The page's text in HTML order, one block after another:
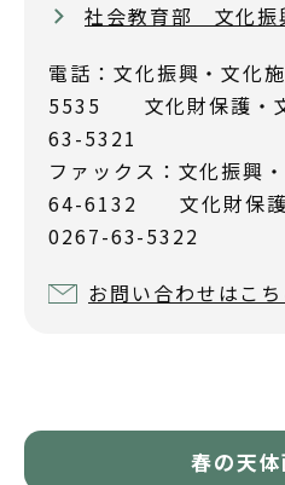
社会教育部 文化振
電話：文化振興・文化
5535 文化財保護・
63-5321
ファックス：文化振興
64-6132 文化財保護
0267-63-5322
お問い合わせはこ
春の天